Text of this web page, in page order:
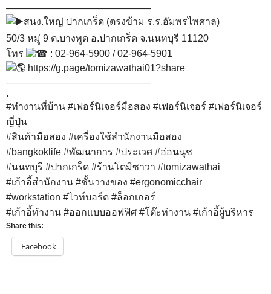
———————————————
สนง.ใหญ่ ปากเกร็ด (ตรงข้าม ร.ร.อัมพรไพศาล)
50/3 หมู่ 9 ต.บางพูด อ.ปากเกร็ด จ.นนทบุรี 11120
โทร
: 02-964-5900 / 02-964-5901
https://g.page/tomizawathai01?share
———————————————
.
#ทำงานที่บ้าน #เฟอร์นิเจอร์มือสอง #เฟอร์นิเจอร์ #เฟอร์นิเจอร์
ญี่ปุ่น
#สินค้ามือสอง #เครื่องใช้สำนักงานมือสอง
#bangkoklife #พัฒนาการ #ประเวศ #อ่อนนุช
#นนทบุรี #ปากเกร็ด #ร้านโตมิซาวา #tomizawathai
#เก้าอี้สำนักงาน #ชั้นวางของ #ergonomicchair
#workstation #ไวท์บอร์ด #ล็อกเกอร์
#เก้าอี้ทํางาน #ออกแบบออฟฟิศ #โต๊ะทํางาน #เก้าอี้ผู้บริหาร
Share this:
Facebook